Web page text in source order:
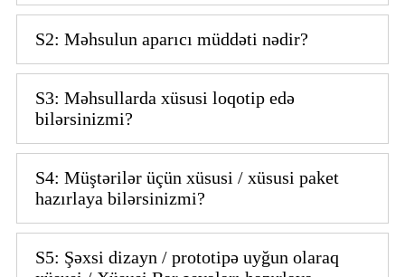
S2: Məhsulun aparıcı müddəti nədir?
S3: Məhsullarda xüsusi loqotip edə
bilərsinizmi?
S4: Müştərilər üçün xüsusi / xüsusi paket
hazırlaya bilərsinizmi?
S5: Şəxsi dizayn / prototipə uyğun olaraq